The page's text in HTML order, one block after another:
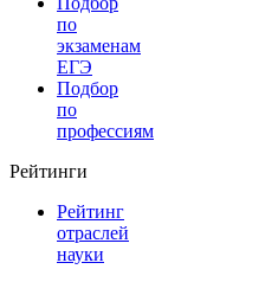
по
экзаменам
ЕГЭ
Подбор
по
профессиям
Рейтинги
Рейтинг
отраслей
науки